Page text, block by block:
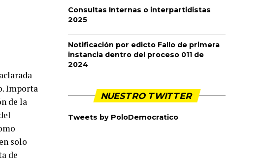
Importa
de la
solo
de
Consultas Internas o interpartidistas
2025
Notificación por edicto Fallo de primera
instancia dentro del proceso 011 de
2024
NUESTRO TWITTER
Tweets by PoloDemocratico